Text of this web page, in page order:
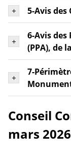
5-Avis des
6-Avis des
(PPA), de
7-
Conseil
mars 2026